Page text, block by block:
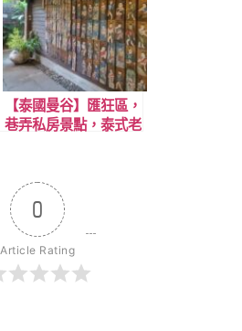
【泰國曼谷】匯狂區，
巷弄私房景點，泰式老
0
Article Rating